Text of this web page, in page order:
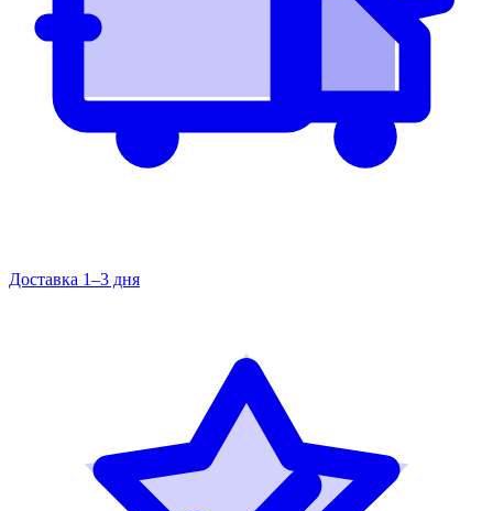
Доставка 1–3 дня